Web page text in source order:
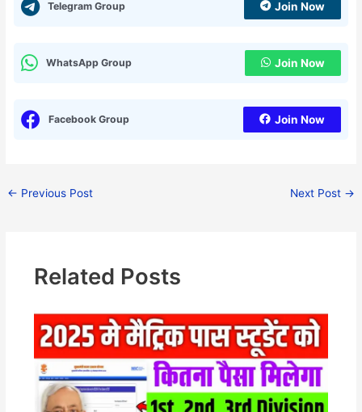
Telegram Group Join Now
WhatsApp Group Join Now
Facebook Group Join Now
← Previous Post Next Post →
Related Posts